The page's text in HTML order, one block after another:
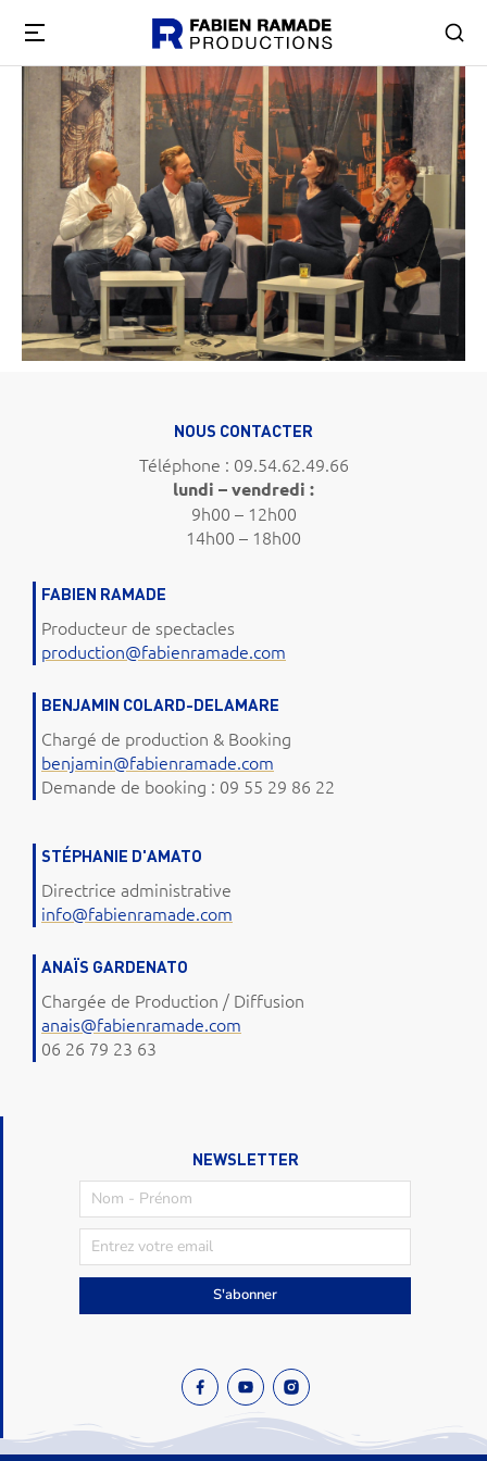
NOUS CONTACTER
Téléphone : 09.54.62.49.66
lundi – vendredi :
9h00 – 12h00
14h00 – 18h00
FABIEN RAMADE
Producteur de spectacles
production@fabienramade.com
BENJAMIN COLARD-DELAMARE
Chargé de production & Booking
benjamin@fabienramade.com
Demande de booking : 09 55 29 86 22
STÉPHANIE D'AMATO
Directrice administrative
info@fabienramade.com
ANAÏS GARDENATO
Chargée de Production / Diffusion
anais@fabienramade.com
06 26 79 23 63
NEWSLETTER
S'abonner